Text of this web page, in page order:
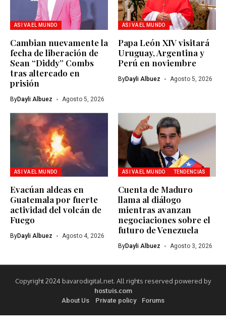
ASI VA EL MUNDO
Cambian nuevamente la
fecha de liberación de
Sean “Diddy” Combs
tras altercado en
prisión
ByDayli Albuez Agosto 5, 2026
ASI VA EL MUNDO
Papa León XIV visitará
Uruguay, Argentina y
Perú en noviembre
ByDayli Albuez Agosto 5, 2026
ASI VA EL MUNDO
Evacúan aldeas en
Guatemala por fuerte
actividad del volcán de
Fuego
ByDayli Albuez Agosto 4, 2026
ASI VA EL MUNDO TENDENCIAS
Cuenta de Maduro
llama al diálogo
mientras avanzan
negociaciones sobre el
futuro de Venezuela
ByDayli Albuez Agosto 3, 2026
Copyright 2024 bavarodigital.net. All rights reserved powered by
hostuis.com
About Us Private policy Forums